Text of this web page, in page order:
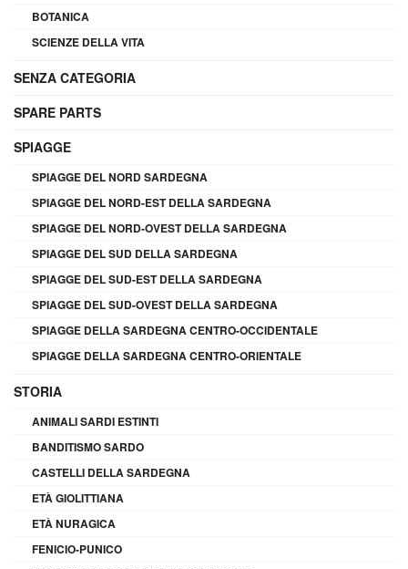
BOTANICA
SCIENZE DELLA VITA
SENZA CATEGORIA
SPARE PARTS
SPIAGGE
SPIAGGE DEL NORD SARDEGNA
SPIAGGE DEL NORD-EST DELLA SARDEGNA
SPIAGGE DEL NORD-OVEST DELLA SARDEGNA
SPIAGGE DEL SUD DELLA SARDEGNA
SPIAGGE DEL SUD-EST DELLA SARDEGNA
SPIAGGE DEL SUD-OVEST DELLA SARDEGNA
SPIAGGE DELLA SARDEGNA CENTRO-OCCIDENTALE
SPIAGGE DELLA SARDEGNA CENTRO-ORIENTALE
STORIA
ANIMALI SARDI ESTINTI
BANDITISMO SARDO
CASTELLI DELLA SARDEGNA
ETÀ GIOLITTIANA
ETÀ NURAGICA
FENICIO-PUNICO